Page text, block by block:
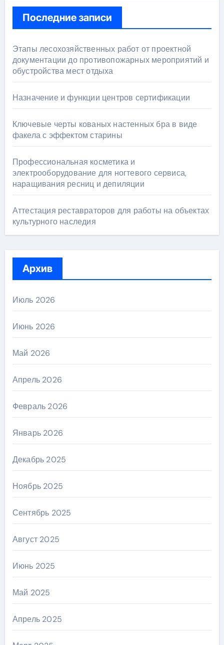
Последние записи
Этапы лесохозяйственных работ от проектной
документации до противопожарных мероприятий и
обустройства мест отдыха
Назначение и функции центров сертификации
Ключевые черты кованых настенных бра в виде
факела с эффектом старины
Профессиональная косметика и
электрооборудование для ногтевого сервиса,
наращивания ресниц и депиляции
Аттестация реставраторов для работы на объектах
культурного наследия
Архив
Июль 2026
Июнь 2026
Май 2026
Апрель 2026
Февраль 2026
Январь 2026
Декабрь 2025
Ноябрь 2025
Сентябрь 2025
Август 2025
Июнь 2025
Май 2025
Апрель 2025